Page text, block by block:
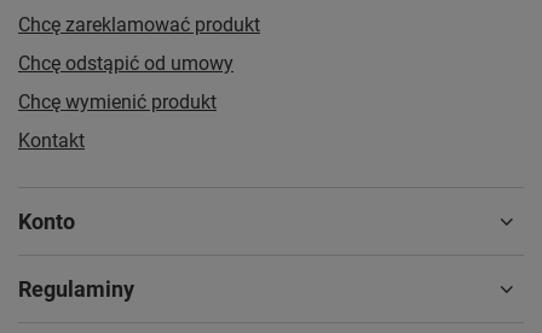
Chcę zareklamować produkt
Chcę odstąpić od umowy
Chcę wymienić produkt
Kontakt
Konto
Regulaminy